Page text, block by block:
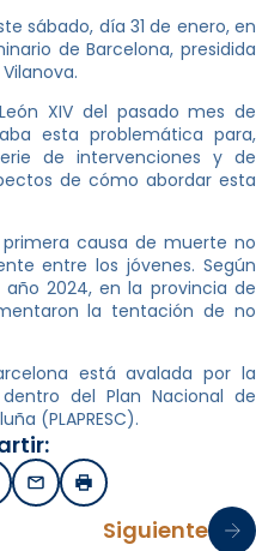
sábado, día 31 de enero, en
de Barcelona, presidida
XIV del pasado mes de
esta problemática para,
de intervenciones y de
de cómo abordar esta
causa de muerte no
entre los jóvenes. Según
2024, en la provincia de
la tentación de no
está avalada por la
del Plan Nacional de
(PLAPRESC).
EmailImprimir
Siguiente